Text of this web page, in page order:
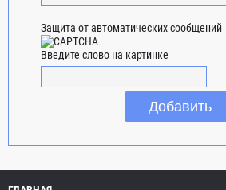
Защита от автоматических сообщений
Введите слово на картинке